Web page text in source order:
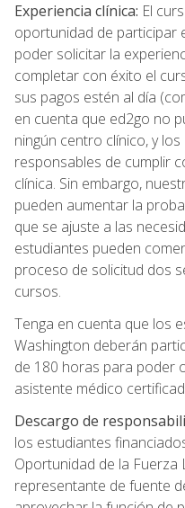
Experiencia clínica: El
oportunidad de participar
poder solicitar la
completar con éxito el
sus pagos estén al día
en cuenta que ed2go no
ningún centro clínico, y
responsables de cumplir
clínica. Sin embargo,
pueden aumentar la
que se ajuste a las
estudiantes pueden
proceso de solicitud dos
cursos.
Tenga en cuenta que los
Washington deberán
de 180 horas para poder
asistente médico
Descargo de
los estudiantes
Oportunidad de la Fuerza
representante de fuente